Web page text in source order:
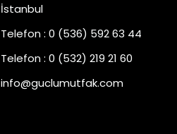
İstanbul
Telefon : 0 (536) 592 63 44
Telefon : 0 (532) 219 21 60
info@guclumutfak.com